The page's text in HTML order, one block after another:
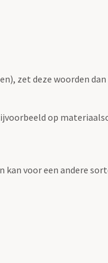
zet deze woorden
op
voor een andere